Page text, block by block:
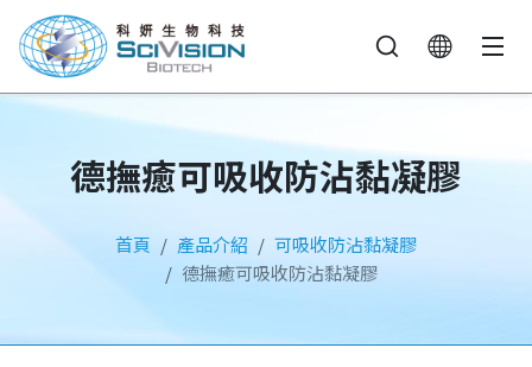
德撫癒可吸收防沾黏凝膠
首頁 產品介紹
可吸收防沾黏凝膠
德撫癒可吸收防沾黏凝膠